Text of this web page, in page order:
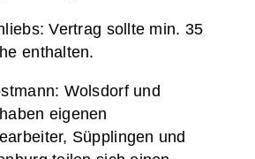
Vertrag sollte min. 35
enthalten.
Wolsdorf und
eigenen
Süpplingen und